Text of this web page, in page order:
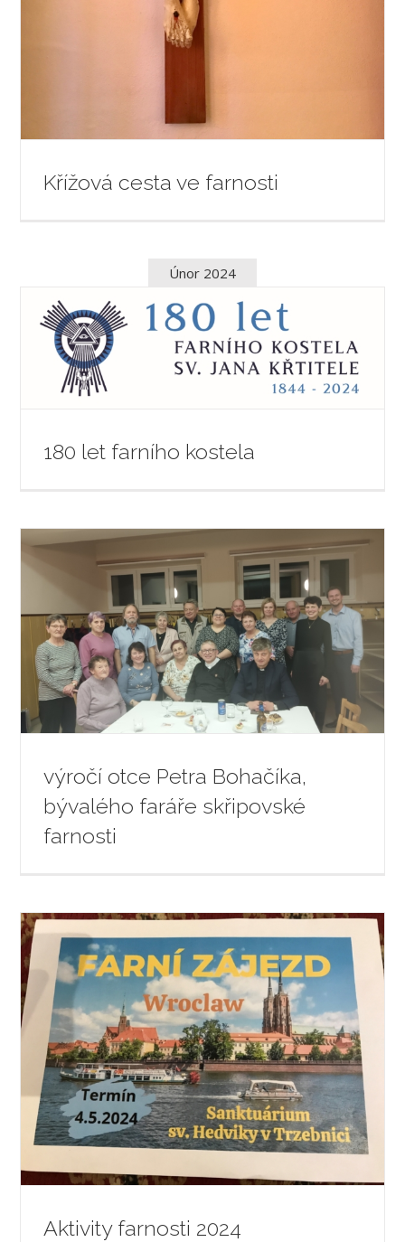
Křížová cesta ve farnosti
Únor 2024
180 let farního kostela
výročí otce Petra Bohačíka,
bývalého faráře skřipovské
farnosti
Aktivity farnosti 2024